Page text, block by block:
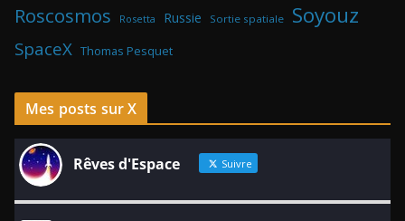
Roscosmos Rosetta Russie Sortie spatiale Soyouz
SpaceX Thomas Pesquet
Mes posts sur X
Rêves d'Espace Suivre